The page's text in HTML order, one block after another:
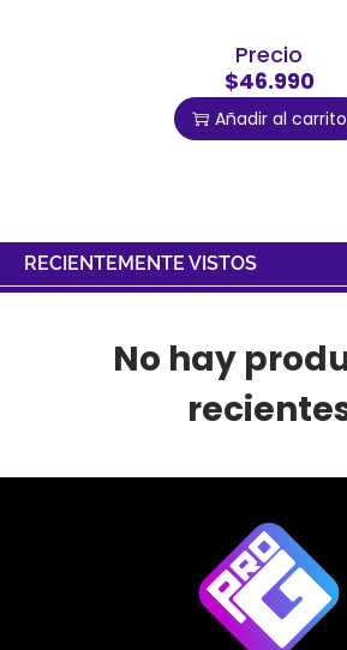
Precio
$46.990
Añadir al carrito
RECIENTEMENTE VISTOS
No hay